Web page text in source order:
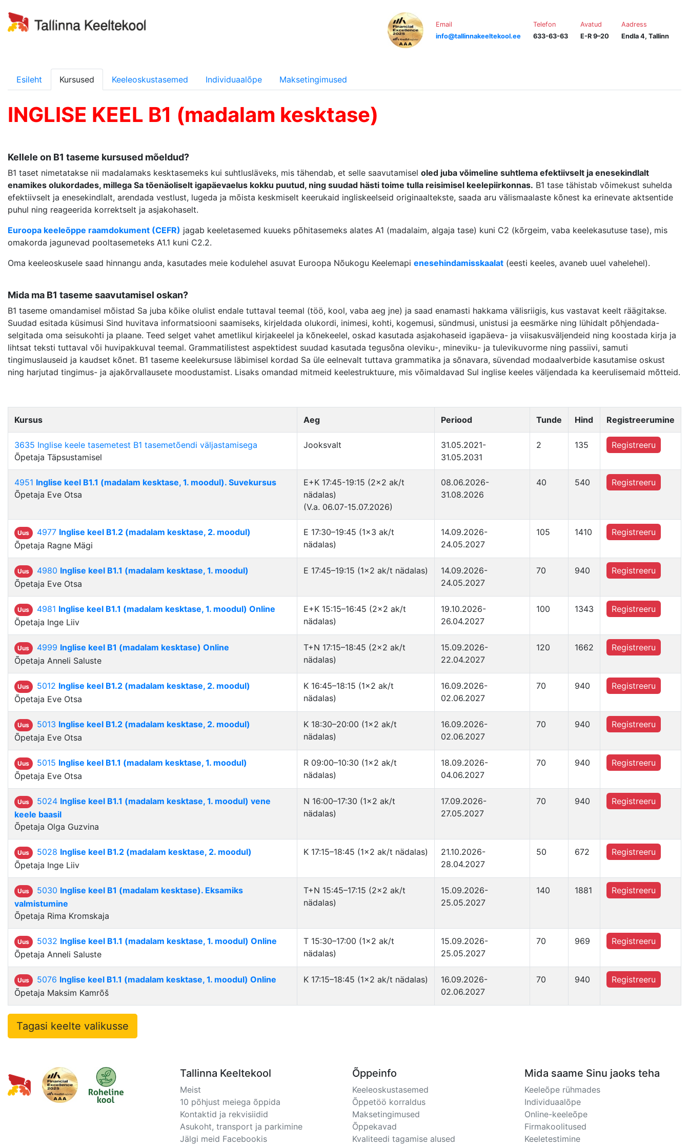
Email
info@tallinnakeeltekool.ee
Telefon
633-63-63
Avatud
E-R 9–20
Aadress
Endla 4, Tallinn
Esileht Kursused Keeleoskustasemed Individuaalõpe Maksetingimused
INGLISE KEEL B1 (madalam kesktase)
Kellele on B1 taseme kursused mõeldud?
B1 taset nimetatakse nii madalamaks kesktasemeks kui suhtlusläveks, mis tähendab, et selle saavutamisel oled juba võimeline suhtlema efektiivselt ja enesekindlalt
enamikes olukordades, millega Sa tõenäoliselt igapäevaelus kokku puutud, ning suudad hästi toime tulla reisimisel keelepiirkonnas. B1 tase tähistab võimekust suhelda
efektiivselt ja enesekindlalt, arendada vestlust, lugeda ja mõista keskmiselt keerukaid ingliskeelseid originaaltekste, saada aru välismaalaste kõnest ka erinevate aktsentide
puhul ning reageerida korrektselt ja asjakohaselt.
Euroopa keeleõppe raamdokument (CEFR) jagab keeletasemed kuueks põhitasemeks alates A1 (madalaim, algaja tase) kuni C2 (kõrgeim, vaba keelekasutuse tase), mis
omakorda jagunevad pooltasemeteks A1.1 kuni C2.2.
Oma keeleoskusele saad hinnangu anda, kasutades meie kodulehel asuvat Euroopa Nõukogu Keelemapi enesehindamisskaalat (eesti keeles, avaneb uuel vahelehel).
Mida ma B1 taseme saavutamisel oskan?
B1 taseme omandamisel mõistad Sa juba kõike olulist endale tuttaval teemal (töö, kool, vaba aeg jne) ja saad enamasti hakkama välisriigis, kus vastavat keelt räägitakse.
Suudad esitada küsimusi Sind huvitava informatsiooni saamiseks, kirjeldada olukordi, inimesi, kohti, kogemusi, sündmusi, unistusi ja eesmärke ning lühidalt põhjendada-
selgitada oma seisukohti ja plaane. Teed selget vahet ametlikul kirjakeelel ja kõnekeelel, oskad kasutada asjakohaseid igapäeva- ja viisakusväljendeid ning koostada kirja ja
lihtsat teksti tuttaval või huvipakkuval teemal. Grammatilistest aspektidest suudad kasutada tegusõna oleviku-, mineviku- ja tulevikuvorme ning passiivi, samuti
tingimuslauseid ja kaudset kõnet. B1 taseme keelekursuse läbimisel kordad Sa üle eelnevalt tuttava grammatika ja sõnavara, süvendad modaalverbide kasutamise oskust
ning harjutad tingimus- ja ajakõrvallausete moodustamist. Lisaks omandad mitmeid keelestruktuure, mis võimaldavad Sul inglise keeles väljendada ka keerulisemaid mõtteid.
Kursus Aeg Periood Tunde Hind Registreerumine
3635 Inglise keele tasemetest B1 tasemetõendi väljastamisega
Õpetaja Täpsustamisel
Jooksvalt
31.05.2021-
31.05.2031
2 135 Registreeru
4951 Inglise keel B1.1 (madalam kesktase, 1. moodul). Suvekursus
Õpetaja Eve Otsa
E+K 17:45-19:15 (2×2 ak/t
nädalas)
(V.a. 06.07-15.07.2026)
08.06.2026-
31.08.2026
40 540 Registreeru
Uus 4977 Inglise keel B1.2 (madalam kesktase, 2. moodul)
Õpetaja Ragne Mägi
E 17:30–19:45 (1×3 ak/t
nädalas)
14.09.2026-
24.05.2027
105 1410 Registreeru
Uus 4980 Inglise keel B1.1 (madalam kesktase, 1. moodul)
Õpetaja Eve Otsa
E 17:45–19:15 (1×2 ak/t nädalas)
14.09.2026-
24.05.2027
70 940 Registreeru
Uus 4981 Inglise keel B1.1 (madalam kesktase, 1. moodul) Online
Õpetaja Inge Liiv
E+K 15:15–16:45 (2×2 ak/t
nädalas)
19.10.2026-
26.04.2027
100 1343 Registreeru
Uus 4999 Inglise keel B1 (madalam kesktase) Online
Õpetaja Anneli Saluste
T+N 17:15–18:45 (2×2 ak/t
nädalas)
15.09.2026-
22.04.2027
120 1662 Registreeru
Uus 5012 Inglise keel B1.2 (madalam kesktase, 2. moodul)
Õpetaja Eve Otsa
K 16:45–18:15 (1×2 ak/t
nädalas)
16.09.2026-
02.06.2027
70 940 Registreeru
Uus 5013 Inglise keel B1.2 (madalam kesktase, 2. moodul)
Õpetaja Eve Otsa
K 18:30–20:00 (1×2 ak/t
nädalas)
16.09.2026-
02.06.2027
70 940 Registreeru
Uus 5015 Inglise keel B1.1 (madalam kesktase, 1. moodul)
Õpetaja Eve Otsa
R 09:00–10:30 (1×2 ak/t
nädalas)
18.09.2026-
04.06.2027
70 940 Registreeru
Uus 5024 Inglise keel B1.1 (madalam kesktase, 1. moodul) vene
keele baasil
Õpetaja Olga Guzvina
N 16:00–17:30 (1×2 ak/t
nädalas)
17.09.2026-
27.05.2027
70 940 Registreeru
Uus 5028 Inglise keel B1.2 (madalam kesktase, 2. moodul)
Õpetaja Inge Liiv
K 17:15–18:45 (1×2 ak/t nädalas)
21.10.2026-
28.04.2027
50 672 Registreeru
Uus 5030 Inglise keel B1 (madalam kesktase). Eksamiks
valmistumine
Õpetaja Rima Kromskaja
T+N 15:45–17:15 (2×2 ak/t
nädalas)
15.09.2026-
25.05.2027
140 1881 Registreeru
Uus 5032 Inglise keel B1.1 (madalam kesktase, 1. moodul) Online
Õpetaja Anneli Saluste
T 15:30–17:00 (1×2 ak/t
nädalas)
15.09.2026-
25.05.2027
70 969 Registreeru
Uus 5076 Inglise keel B1.1 (madalam kesktase, 1. moodul) Online
Õpetaja Maksim Kamrõš
K 17:15–18:45 (1×2 ak/t nädalas)
16.09.2026-
02.06.2027
70 940 Registreeru
Tagasi keelte valikusse
Tallinna Keeltekool
Meist
10 põhjust meiega õppida
Kontaktid ja rekvisiidid
Asukoht, transport ja parkimine
Jälgi meid Facebookis
Õppeinfo
Keeleoskustasemed
Õppetöö korraldus
Maksetingimused
Õppekavad
Kvaliteedi tagamise alused
Mida saame Sinu jaoks teha
Keeleõpe rühmades
Individuaalõpe
Online-keeleõpe
Firmakoolitused
Keeletestimine